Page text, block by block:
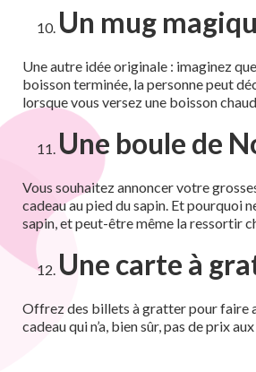
Un mug
Une autre idée originale : imaginez
boisson terminée, la personne peut
lorsque vous versez une boisson
Une boule de
Vous souhaitez annoncer votre
cadeau au pied du sapin. Et pourquoi
sapin, et peut-être même la ressortir
Une carte à
Offrez des billets à gratter pour faire
cadeau qui n’a, bien sûr, pas de prix